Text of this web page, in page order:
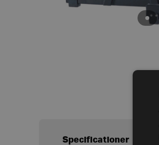
Specificationer